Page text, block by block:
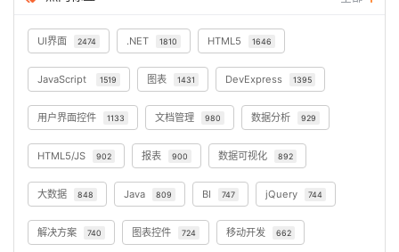
UI界面 2474 .NET 1810 HTML5 1646
JavaScript 1519 图表 1431 DevExpress 1395
用户界面控件 1133 文档管理 980 数据分析 929
HTML5/JS 902 报表 900 数据可视化 892
大数据 848 Java 809 BI 747 jQuery 744
解决方案 740 图表控件 724 移动开发 662